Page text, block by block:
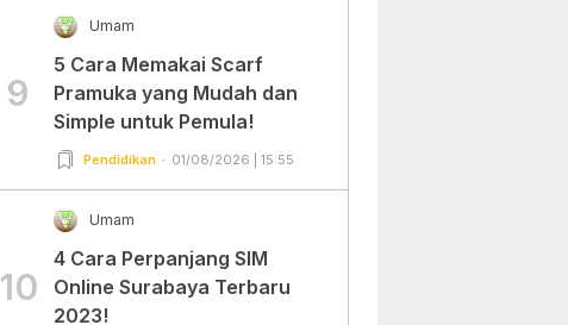
9
Umam
5 Cara Memakai Scarf
Pramuka yang Mudah dan
Simple untuk Pemula!
Pendidikan 01/08/2026 | 15:55
10
Umam
4 Cara Perpanjang SIM
Online Surabaya Terbaru
2023!